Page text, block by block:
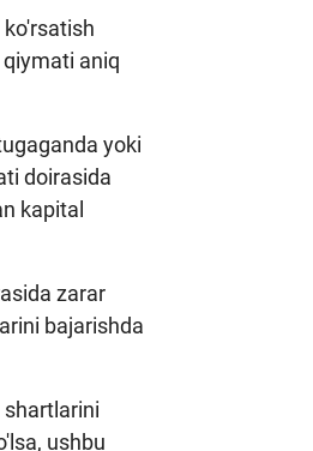
aniq
yoki
doirasida
kapital
zarar
bajarishda
ushbu